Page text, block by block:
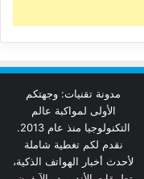
مدونة تقنيات: وجهتكم
الأولى لمواكبة عالم
التكنولوجيا منذ عام 2013.
نقدم لكم تغطية شاملة
لأحدث أخبار الهواتف الذكية،